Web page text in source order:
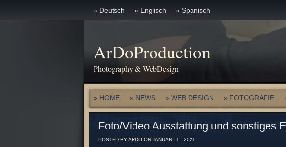
» Deutsch » Englisch » Spanisch
ArDoProduction
Photography & WebDesign
» HOME » NEWS » WEB DESIGN » FOTOGRAFIE
Foto/Video Ausstattung und sonstiges
POSTED BY ARDO ON JANUAR - 1 - 2021